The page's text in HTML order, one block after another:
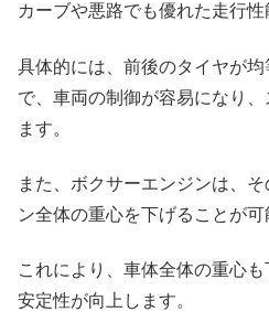
カーブや悪路でも優れた走行性
具体的には、前後のタイヤが
で、車両の制御が容易になり
ます。
また、ボクサーエンジンは、
ン全体の重心を下げることが可
これにより、車体全体の重心
安定性が向上します。